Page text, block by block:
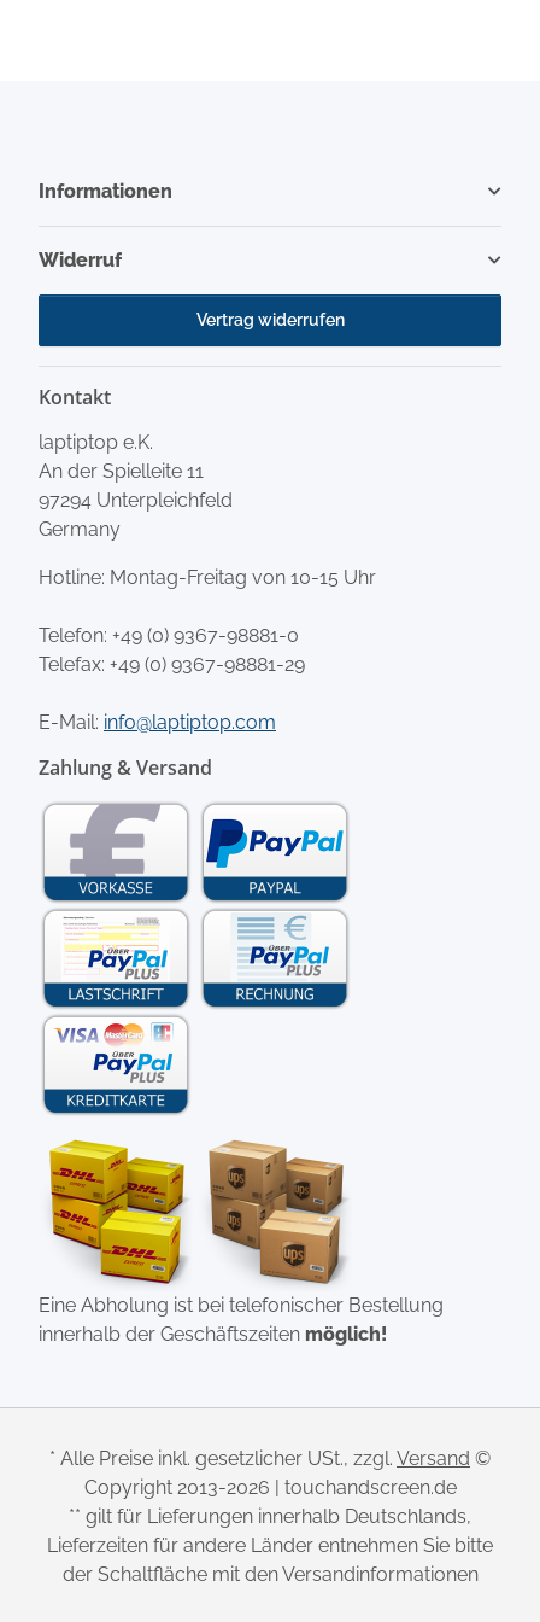
Informationen
Widerruf
Vertrag widerrufen
Kontakt
laptiptop e.K.
An der Spielleite 11
97294 Unterpleichfeld
Germany
Hotline: Montag-Freitag von 10-15 Uhr
Telefon: +49 (0) 9367-98881-0
Telefax: +49 (0) 9367-98881-29
E-Mail: info@laptiptop.com
Zahlung & Versand
Eine Abholung ist bei telefonischer Bestellung
innerhalb der Geschäftszeiten möglich!
* Alle Preise inkl. gesetzlicher USt., zzgl. Versand ©
Copyright 2013-2026 | touchandscreen.de
** gilt für Lieferungen innerhalb Deutschlands,
Lieferzeiten für andere Länder entnehmen Sie bitte
der Schaltfläche mit den Versandinformationen